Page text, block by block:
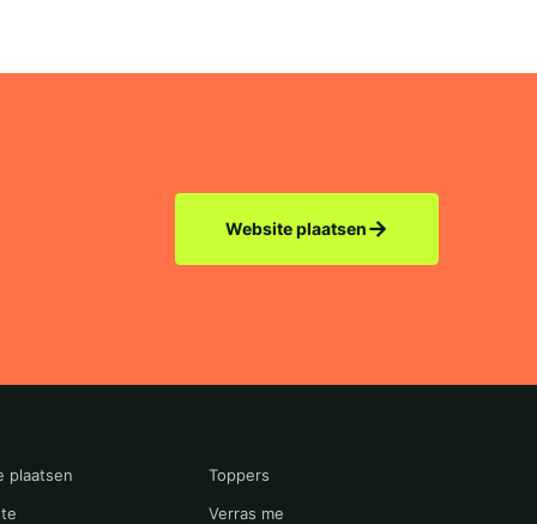
Website plaatsen→
plaatsen
Toppers
Verras me